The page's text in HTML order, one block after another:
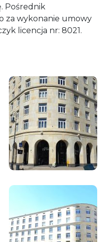
Pośrednik
za wykonanie umowy
licencja nr: 8021.